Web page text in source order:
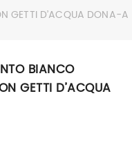
GETTI D’ACQUA DONA-A
BIANCO
GETTI D’ACQUA